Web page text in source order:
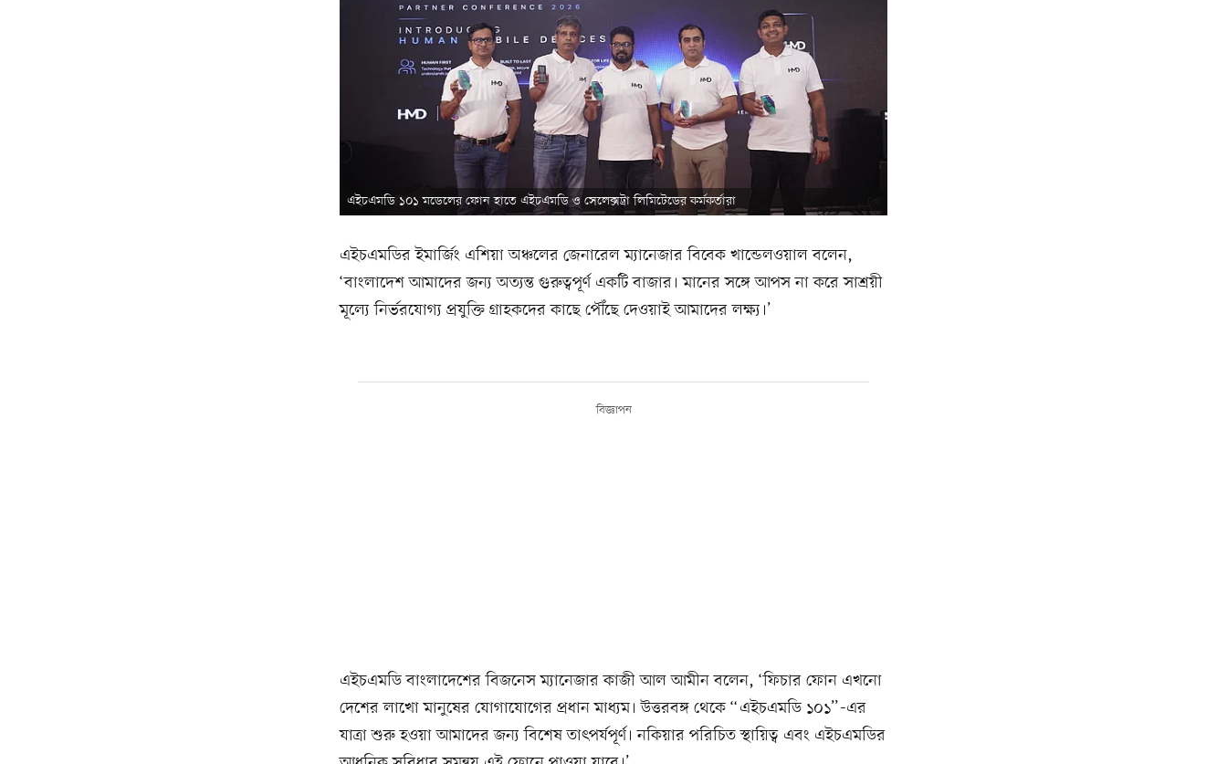
এইচএমডি ১০১ মডেলের ফোন হাতে এইচএমডি ও সেলেক্সট্রা লিমিটেডের কর্মকর্তারা
এইচএমডির ইমার্জিং এশিয়া অঞ্চলের জেনারেল ম্যানেজার বিবেক খান্ডেলওয়াল বলেন,
‘বাংলাদেশ আমাদের জন্য অত্যন্ত গুরুত্বপূর্ণ একটি বাজার। মানের সঙ্গে আপস না করে সাশ্রয়ী
মূল্যে নির্ভরযোগ্য প্রযুক্তি গ্রাহকদের কাছে পৌঁছে দেওয়াই আমাদের লক্ষ্য।’
বিজ্ঞাপন
এইচএমডি বাংলাদেশের বিজনেস ম্যানেজার কাজী আল আমীন বলেন, ‘ফিচার ফোন এখনো
দেশের লাখো মানুষের যোগাযোগের প্রধান মাধ্যম। উত্তরবঙ্গ থেকে “এইচএমডি ১০১”-এর
যাত্রা শুরু হওয়া আমাদের জন্য বিশেষ তাৎপর্যপূর্ণ। নকিয়ার পরিচিত স্থায়িত্ব এবং এইচএমডির